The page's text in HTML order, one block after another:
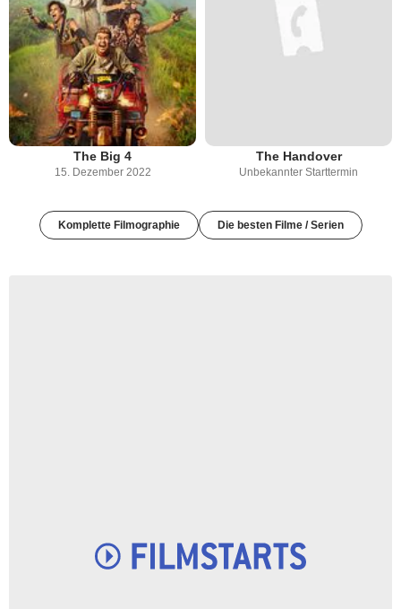
The Big 4
15. Dezember 2022
The Handover
Unbekannter Starttermin
Komplette Filmographie Die besten Filme / Serien